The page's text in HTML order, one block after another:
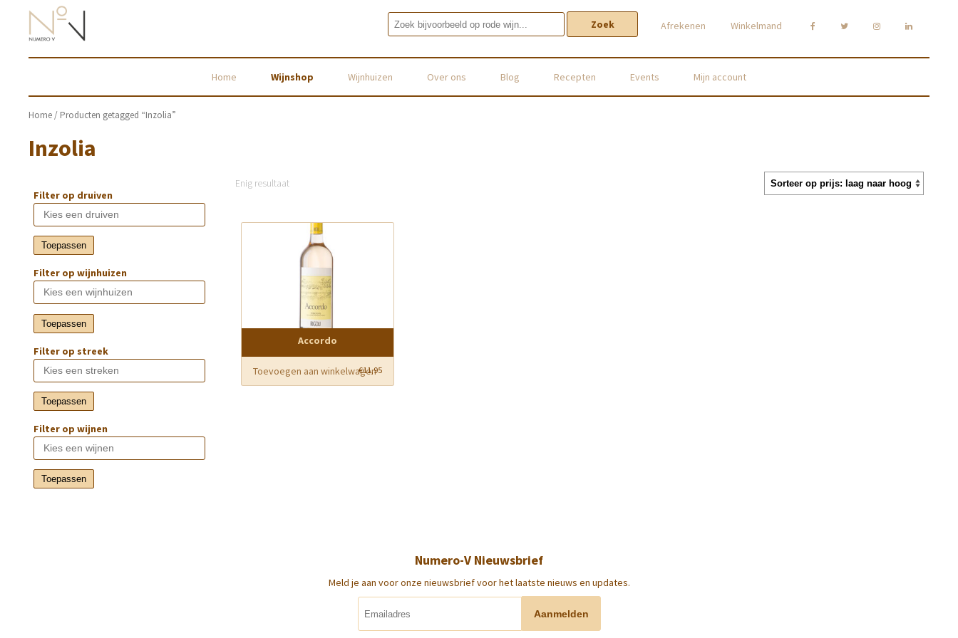
Afrekenen Winkelmand
Zoek
Home Wijnshop Wijnhuizen Over ons Blog Recepten Events Mijn account
Home / Producten getagged “Inzolia”
Inzolia
Filter op druiven
Toepassen
Filter op wijnhuizen
Toepassen
Filter op streek
Toepassen
Filter op wijnen
Toepassen
Enig resultaat
Accordo
€11,95
Toevoegen aan winkelwagen
Numero-V Nieuwsbrief
Meld je aan voor onze nieuwsbrief voor het laatste nieuws en updates.